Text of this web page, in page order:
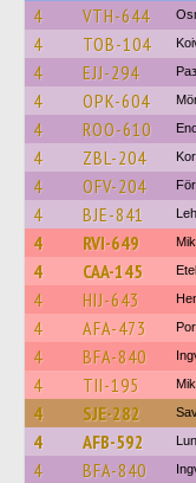
4 VTH-644
4 TOB-104
4 EJJ-294
4 OPK-604
4 ROO-610
4 ZBL-204
4 OFV-204
4 BJE-841
4 RVI-649
4 CAA-145
4 HIJ-643
4 AFA-473
4 BFA-840
4 TII-195
4 SJE-282
4 AFB-592
4 BFA-840